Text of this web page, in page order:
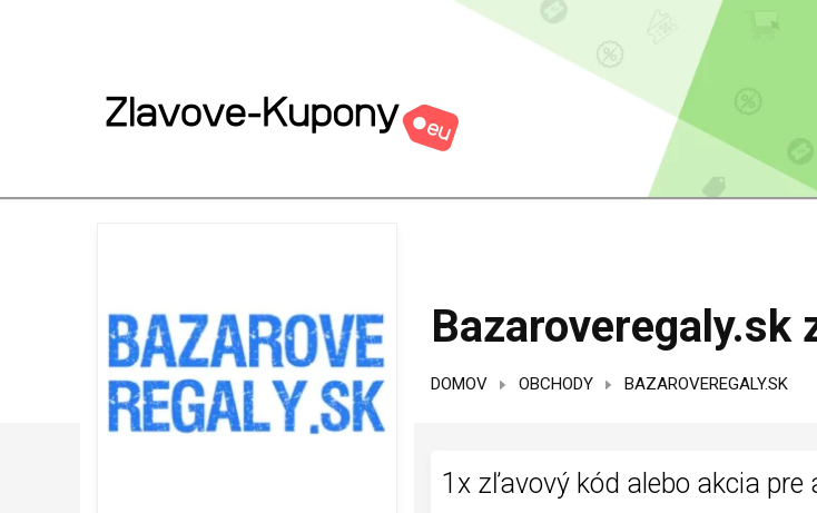
Bazaroveregaly.sk
DOMOV OBCHODY BAZAROVEREGALY.SK
1x zľavový kód alebo akcia